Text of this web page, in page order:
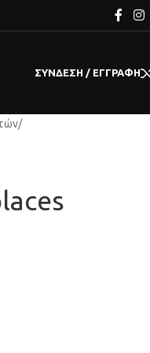
ΣΎΝΔΕΣΗ / ΕΓΓΡΑΦΉ
/